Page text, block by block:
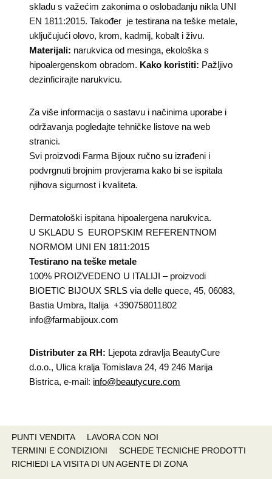
skladu s važećim zakonima o oslobađanju nikla UNI
EN 1811:2015. Također je testirana na teške metale,
uključujući olovo, krom, kadmij, kobalt i živu.
Materijali: narukvica od mesinga, ekološka s
hipoalergenskom obradom. Kako koristiti: Pažljivo
dezinficirajte narukvicu.
Za više informacija o sastavu i načinima uporabe i
održavanja pogledajte tehničke listove na web
stranici.
Svi proizvodi Farma Bijoux ručno su izrađeni i
podvrgnuti brojnim provjerama kako bi se ispitala
njihova sigurnost i kvaliteta.
Dermatološki ispitana hipoalergena narukvica.
U SKLADU S EUROPSKIM REFERENTNOM
NORMOM UNI EN 1811:2015
Testirano na teške metale
100% PROIZVEDENO U ITALIJI – proizvodi
BIOETIC BIJOUX SRLS via delle quece, 45, 06083,
Bastia Umbra, Italija +390758011802
info@farmabijoux.com
Distributer za RH: Ljepota zdravlja BeautyCure
d.o.o., Ulica kralja Tomislava 24, 49 246 Marija
Bistrica, e-mail: info@beautycure.com
PUNTI VENDITA
LAVORA CON NOI
TERMINI E CONDIZIONI
SCHEDE TECNICHE PRODOTTI
RICHIEDI LA VISITA DI UN AGENTE DI ZONA